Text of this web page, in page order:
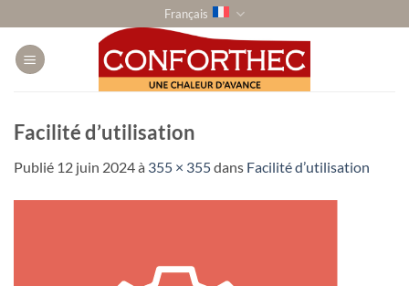
au
contenu
Français
Facilité d’utilisation
Publié 12 juin 2024à 355 × 355dans Facilité d’utilisation